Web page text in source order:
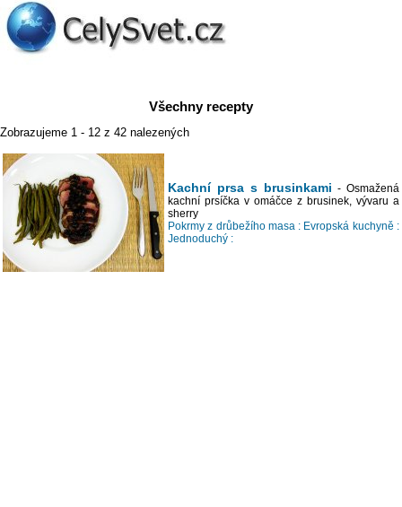
Všechny recepty
Zobrazujeme 1 - 12 z 42 nalezených
Kachní prsa s brusinkami - Osmažená
kachní prsíčka v omáčce z brusinek, vývaru a
sherry
Pokrmy z drůbežího masa : Evropská kuchyně :
Jednoduchý :